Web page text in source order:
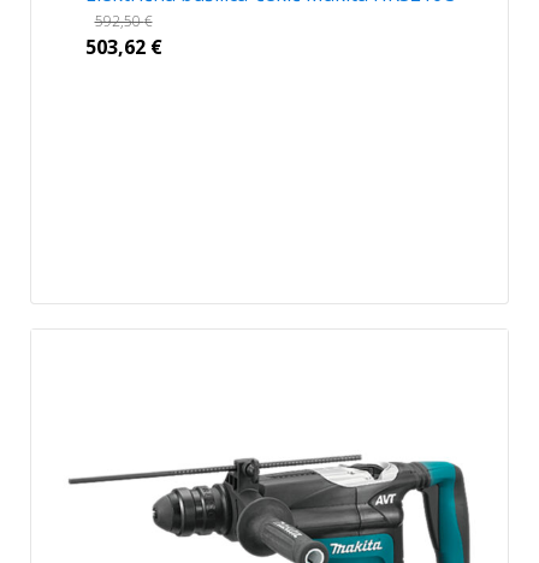
592,50€
503,62 €